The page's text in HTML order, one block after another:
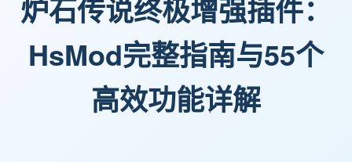
炉石传说终极增强插件：
HsMod完整指南与55个
高效功能详解